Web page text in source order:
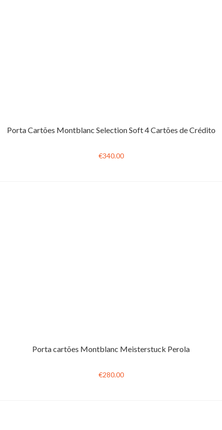
Porta Cartões Montblanc Selection Soft 4 Cartões de Crédito
€340.00
Porta cartões Montblanc Meisterstuck Perola
€280.00